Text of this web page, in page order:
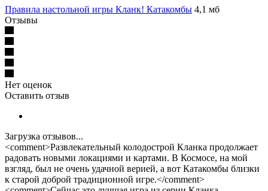
Правила настольной игры Кланк! Катакомбы 4,1 мб
Отзывы
Нет оценок
Оставить отзыв
Загрузка отзывов...
<comment>Развлекательный колодострой Кланка продолжает
радовать новыми локациями и картами. В Космосе, на мой
взгляд, был не очень удачной верией, а вот Катакомбы близки
к старой доброй традиционной игре.</comment>